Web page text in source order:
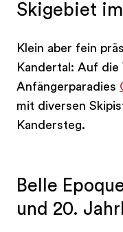
Skigebiet
Klein aber fein
Kandertal: Auf
Anfängerparadies
mit diversen
Kandersteg.
Belle
und 20.